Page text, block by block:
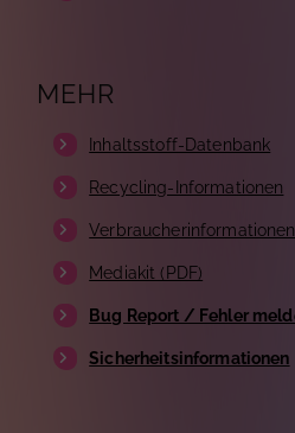
MEHR
Inhaltsstoff-Datenbank
Recycling-Informationen
Mediakit (PDF)
Bug Report / Fehler
Sicherheitsinformationen